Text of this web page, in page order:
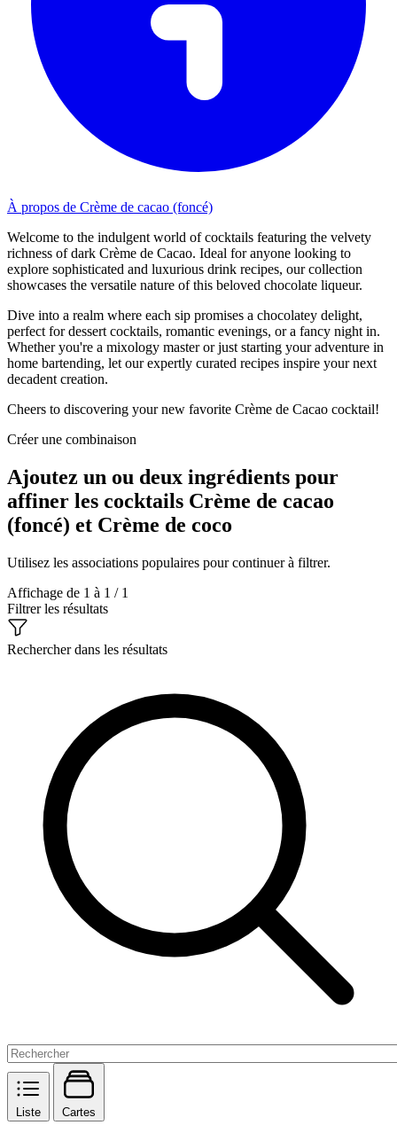
À propos de Crème de cacao (foncé)
Welcome to the indulgent world of cocktails featuring the velvety
richness of dark Crème de Cacao. Ideal for anyone looking to
explore sophisticated and luxurious drink recipes, our collection
showcases the versatile nature of this beloved chocolate liqueur.
Dive into a realm where each sip promises a chocolatey delight,
perfect for dessert cocktails, romantic evenings, or a fancy night in.
Whether you're a mixology master or just starting your adventure in
home bartending, let our expertly curated recipes inspire your next
decadent creation.
Cheers to discovering your new favorite Crème de Cacao cocktail!
Créer une combinaison
Ajoutez un ou deux ingrédients pour
affiner les cocktails Crème de cacao
(foncé) et Crème de coco
Utilisez les associations populaires pour continuer à filtrer.
Affichage de 1 à 1 / 1
Filtrer les résultats
Rechercher dans les résultats
Liste Cartes